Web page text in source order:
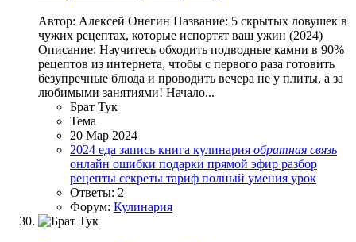
Автор: Алексей Онегин Название: 5 скрытых ловушек в
чужих рецептах, которые испортят ваш ужин (2024)
Описание: Научитесь обходить подводные камни в 90%
рецептов из интернета, чтобы с первого раза готовить
безупречные блюда и проводить вечера не у плиты, а за
любимыми занятиями! Начало...
Брат Тук
Тема
20 Мар 2024
2024 еда запись книга кулинария обратная связь
онлайн ошибки подарки прямой эфир разбор
рецепты секреты тариф полный умения урок
Ответы: 2
Форум: Кулинария